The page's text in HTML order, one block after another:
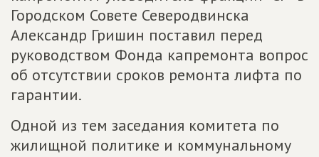
Городском Совете Северодвинска
Александр Гришин поставил перед
руководством Фонда капремонта вопрос
об отсутствии сроков ремонта лифта по
гарантии.
Одной из тем заседания комитета по
жилищной политике и коммунальному